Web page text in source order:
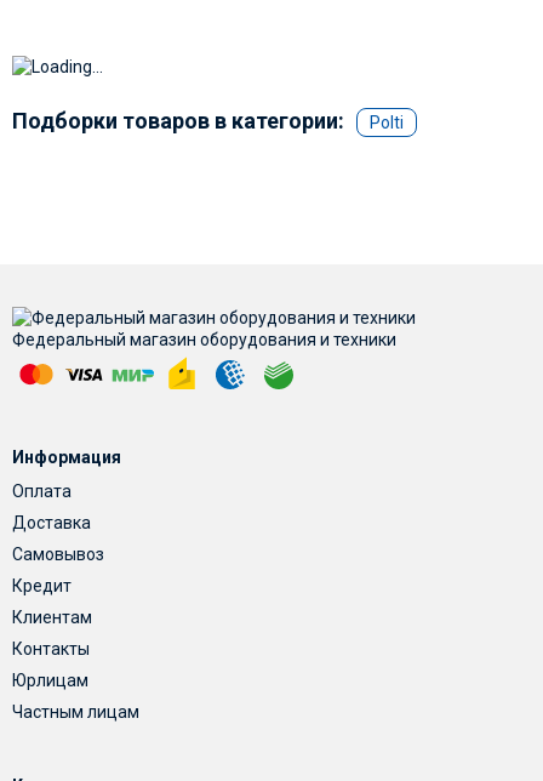
Подборки товаров в категории: Polti
Федеральный магазин оборудования и техники
Информация
Оплата
Доставка
Самовывоз
Кредит
Клиентам
Контакты
Юрлицам
Частным лицам